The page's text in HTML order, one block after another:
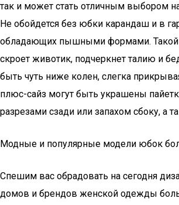
так и может стать отличным выбором
Не обойдется без юбки карандаш и в
обладающих пышными формами. Такой
скроет животик, подчеркнет талию и
быть чуть ниже колен, слегка
плюс-сайз могут быть украшены
разрезами сзади или запахом сбоку, а
Модные и популярные модели юбок
Спешим вас обрадовать на сегодня
домов и брендов женской одежды